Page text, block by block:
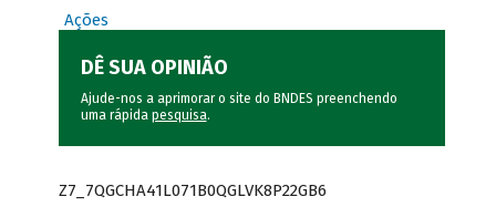
Ações
DÊ SUA OPINIÃO
Ajude-nos a aprimorar o site do BNDES preenchendo
uma rápida pesquisa.
Z7_7QGCHA41L071B0QGLVK8P22GB6